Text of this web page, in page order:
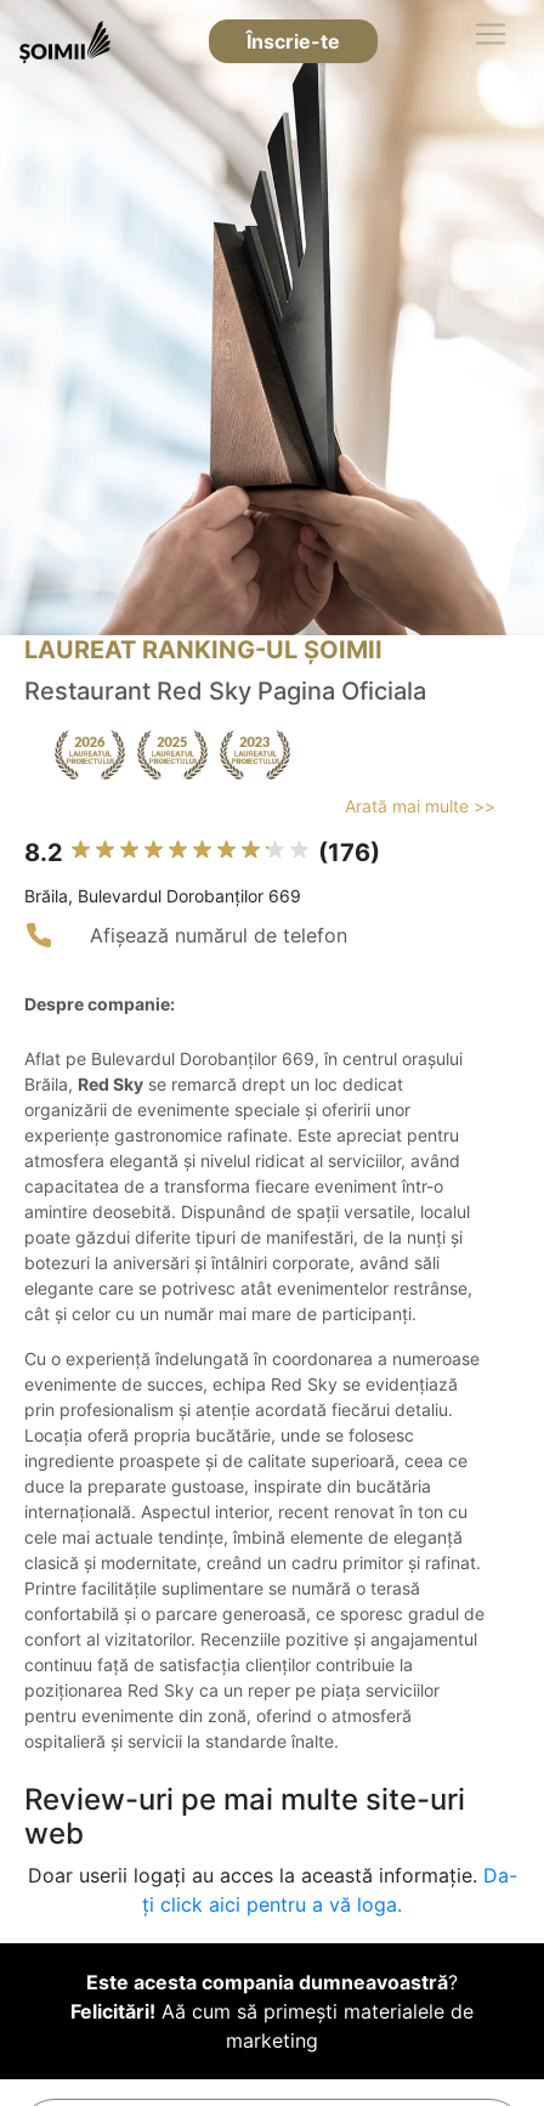
Înscrie-te
LAUREAT RANKING-UL ȘOIMII
Restaurant Red Sky Pagina Oficiala
Arată mai multe >>
8.2 (176)
Brăila, Bulevardul Dorobanților 669
Afișează numărul de telefon
Despre companie:
Aflat pe Bulevardul Dorobanților 669, în centrul orașului
Brăila, Red Sky se remarcă drept un loc dedicat
organizării de evenimente speciale și oferirii unor
experiențe gastronomice rafinate. Este apreciat pentru
atmosfera elegantă și nivelul ridicat al serviciilor, având
capacitatea de a transforma fiecare eveniment într-o
amintire deosebită. Dispunând de spații versatile, localul
poate găzdui diferite tipuri de manifestări, de la nunți și
botezuri la aniversări și întâlniri corporate, având săli
elegante care se potrivesc atât evenimentelor restrânse,
cât și celor cu un număr mai mare de participanți.
Cu o experiență îndelungată în coordonarea a numeroase
evenimente de succes, echipa Red Sky se evidențiază
prin profesionalism și atenție acordată fiecărui detaliu.
Locația oferă propria bucătărie, unde se folosesc
ingrediente proaspete și de calitate superioară, ceea ce
duce la preparate gustoase, inspirate din bucătăria
internațională. Aspectul interior, recent renovat în ton cu
cele mai actuale tendințe, îmbină elemente de eleganță
clasică și modernitate, creând un cadru primitor și rafinat.
Printre facilitățile suplimentare se numără o terasă
confortabilă și o parcare generoasă, ce sporesc gradul de
confort al vizitatorilor. Recenziile pozitive și angajamentul
continuu față de satisfacția clienților contribuie la
poziționarea Red Sky ca un reper pe piața serviciilor
pentru evenimente din zonă, oferind o atmosferă
ospitalieră și servicii la standarde înalte.
Review-uri pe mai multe site-uri
web
Doar userii logați au acces la această informație. Da-
ți click aici pentru a vă loga.
Este acesta compania dumneavoastră?
Felicitări! Aă cum să primești materialele de
marketing